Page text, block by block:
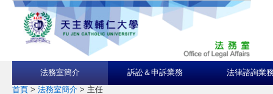
法務室簡介 訴訟＆申訴業務 法律諮詢業
首頁 > 法務室簡介 > 主任